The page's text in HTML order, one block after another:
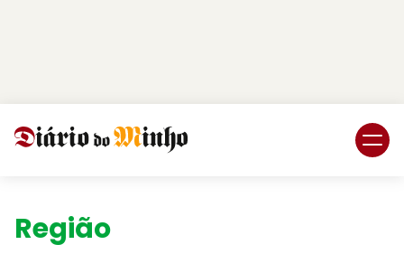
Região.